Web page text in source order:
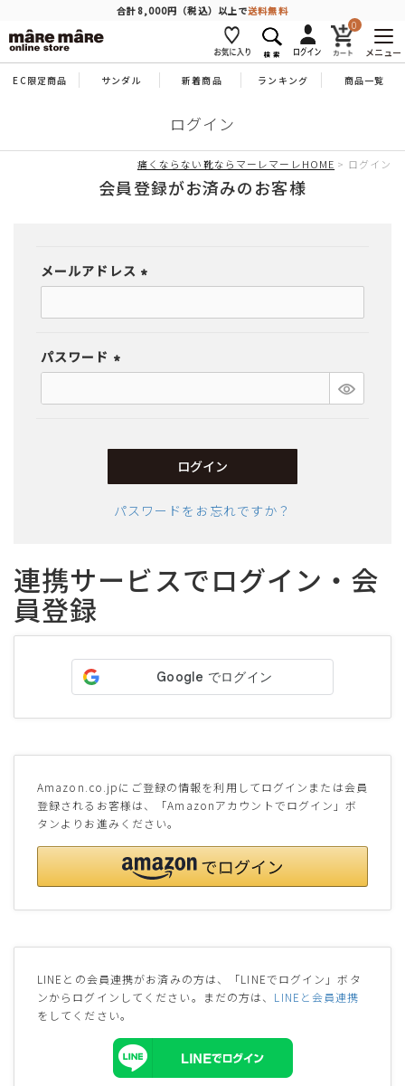
合計8,000円（税込）以上で送料無料
0
メニュー
EC限定商品 サンダル 新着商品 ランキング 商品一覧
ログイン
痛くならない靴ならマーレマーレHOME ログイン
会員登録がお済みのお客様
メールアドレス
須)
パスワード
須)
ログイン
パスワードをお忘れですか？
連携サービスでログイン・会
員登録
Amazon.co.jpにご登録の情報を利用してログインまたは会員
登録されるお客様は、「Amazonアカウントでログイン」ボ
タンよりお進みください。
LINEとの会員連携がお済みの方は、「LINEでログイン」ボタ
ンからログインしてください。まだの方は、 LINEと会員連携
をしてください。
商品を探す
特徴
サイズ
ヒールの高さ